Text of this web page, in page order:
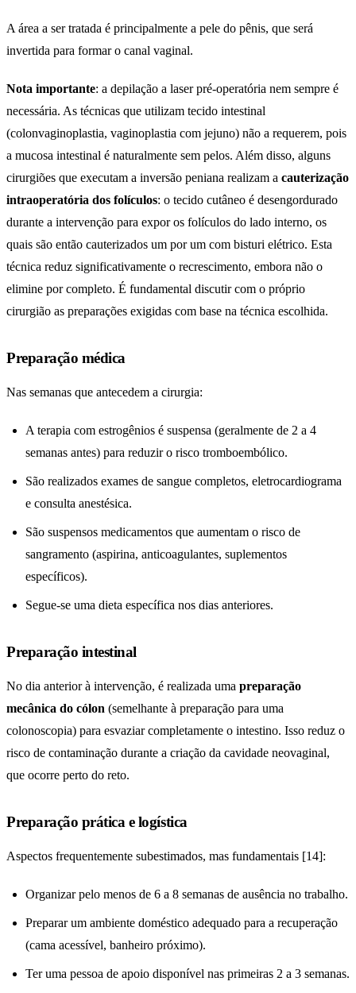
A área a ser tratada é principalmente a pele do pênis, que será
invertida para formar o canal vaginal.
Nota importante: a depilação a laser pré-operatória nem sempre é
necessária. As técnicas que utilizam tecido intestinal
(colonvaginoplastia, vaginoplastia com jejuno) não a requerem, pois
a mucosa intestinal é naturalmente sem pelos. Além disso, alguns
cirurgiões que executam a inversão peniana realizam a cauterização
intraoperatória dos folículos: o tecido cutâneo é desengordurado
durante a intervenção para expor os folículos do lado interno, os
quais são então cauterizados um por um com bisturi elétrico. Esta
técnica reduz significativamente o recrescimento, embora não o
elimine por completo. É fundamental discutir com o próprio
cirurgião as preparações exigidas com base na técnica escolhida.
Preparação médica
Nas semanas que antecedem a cirurgia:
A terapia com estrogênios é suspensa (geralmente de 2 a 4
semanas antes) para reduzir o risco tromboembólico.
São realizados exames de sangue completos, eletrocardiograma
e consulta anestésica.
São suspensos medicamentos que aumentam o risco de
sangramento (aspirina, anticoagulantes, suplementos
específicos).
Segue-se uma dieta específica nos dias anteriores.
Preparação intestinal
No dia anterior à intervenção, é realizada uma preparação
mecânica do cólon (semelhante à preparação para uma
colonoscopia) para esvaziar completamente o intestino. Isso reduz o
risco de contaminação durante a criação da cavidade neovaginal,
que ocorre perto do reto.
Preparação prática e logística
Aspectos frequentemente subestimados, mas fundamentais [14]:
Organizar pelo menos de 6 a 8 semanas de ausência no trabalho.
Preparar um ambiente doméstico adequado para a recuperação
(cama acessível, banheiro próximo).
Ter uma pessoa de apoio disponível nas primeiras 2 a 3 semanas.